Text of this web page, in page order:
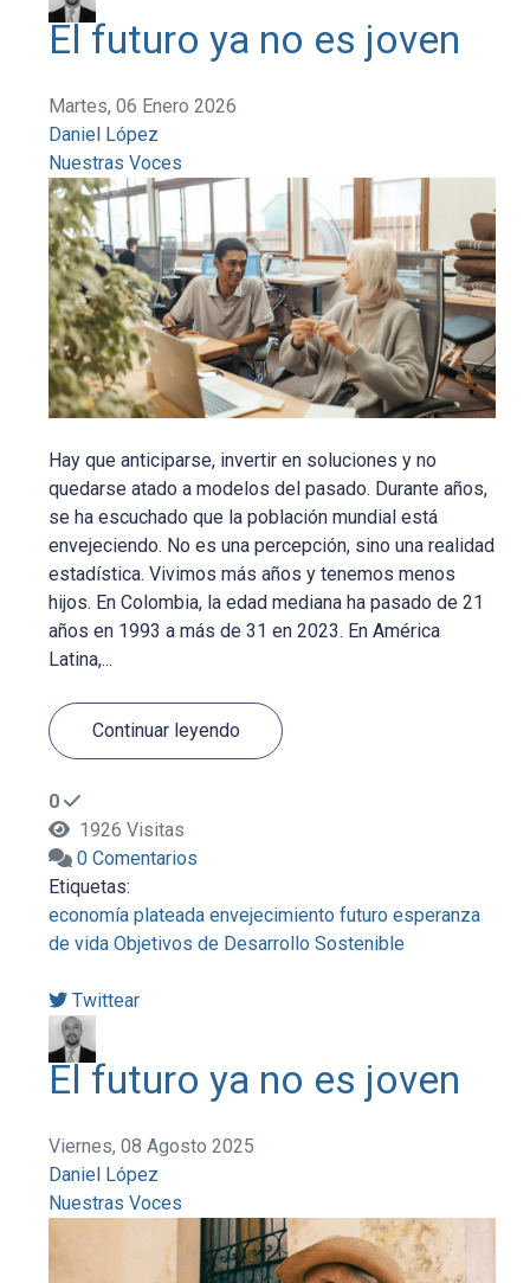
El futuro ya no es joven
Martes, 06 Enero 2026
Daniel López
Nuestras Voces
Hay que anticiparse, invertir en soluciones y no
quedarse atado a modelos del pasado. Durante años,
se ha escuchado que la población mundial está
envejeciendo. No es una percepción, sino una realidad
estadística. Vivimos más años y tenemos menos
hijos. En Colombia, la edad mediana ha pasado de 21
años en 1993 a más de 31 en 2023. En América
Latina,...
Continuar leyendo
0
1926 Visitas
0 Comentarios
Etiquetas:
economía plateada envejecimiento futuro esperanza
de vida Objetivos de Desarrollo Sostenible
Twittear
El futuro ya no es joven
Viernes, 08 Agosto 2025
Daniel López
Nuestras Voces